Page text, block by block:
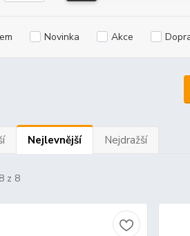
Novinka Akce
Nejlevnější Nejdražší
z 8